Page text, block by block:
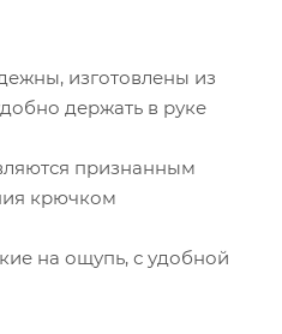
изготовлены из
держать в руке
признанным
крючком
на ощупь, с удобной